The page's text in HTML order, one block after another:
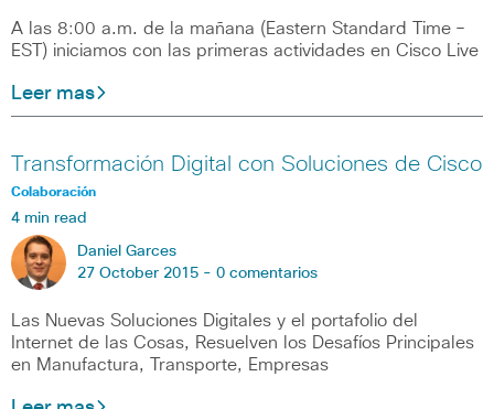
A las 8:00 a.m. de la mañana (Eastern Standard Time –
EST) iniciamos con las primeras actividades en Cisco Live
Leer mas
Transformación Digital con Soluciones de Cisco
Colaboración
4 min read
Daniel Garces
27 October 2015 - 0 comentarios
Las Nuevas Soluciones Digitales y el portafolio del
Internet de las Cosas, Resuelven los Desafíos Principales
en Manufactura, Transporte, Empresas